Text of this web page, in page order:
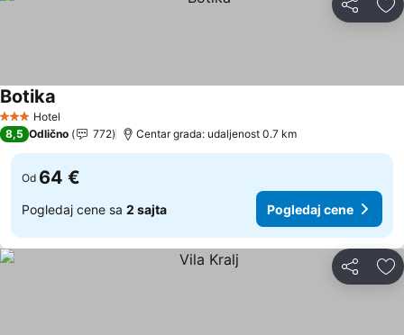
Deli
3 Zvezdice
Hotel
Botika
8,5 Odlično 772 Centar grada: udaljenost 0.7 km
Od 64 €
Pogledaj cene sa 2 sajta Pogledaj cene
Deli